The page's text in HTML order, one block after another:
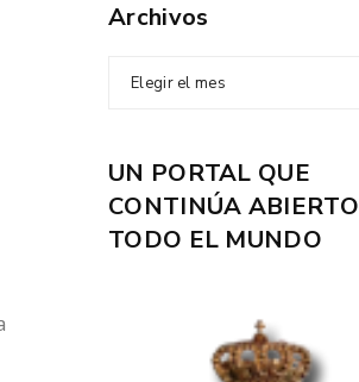
Archivos
Elegir el mes
UN PORTAL QUE
CONTINÚA
TODO EL MUNDO